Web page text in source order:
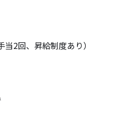
2回、昇給制度あり）